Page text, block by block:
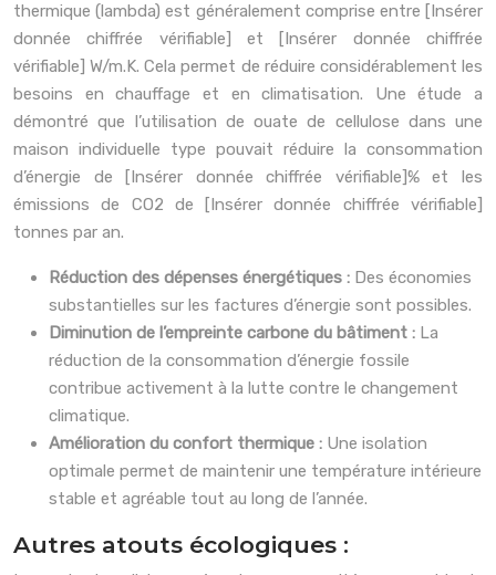
thermique (lambda) est généralement comprise entre [Insérer
donnée chiffrée vérifiable] et [Insérer donnée chiffrée
vérifiable] W/m.K. Cela permet de réduire considérablement les
besoins en chauffage et en climatisation. Une étude a
démontré que l’utilisation de ouate de cellulose dans une
maison individuelle type pouvait réduire la consommation
d’énergie de [Insérer donnée chiffrée vérifiable]% et les
émissions de CO2 de [Insérer donnée chiffrée vérifiable]
tonnes par an.
Réduction des dépenses énergétiques : Des économies
substantielles sur les factures d’énergie sont possibles.
Diminution de l’empreinte carbone du bâtiment : La
réduction de la consommation d’énergie fossile
contribue activement à la lutte contre le changement
climatique.
Amélioration du confort thermique : Une isolation
optimale permet de maintenir une température intérieure
stable et agréable tout au long de l’année.
Autres atouts écologiques :